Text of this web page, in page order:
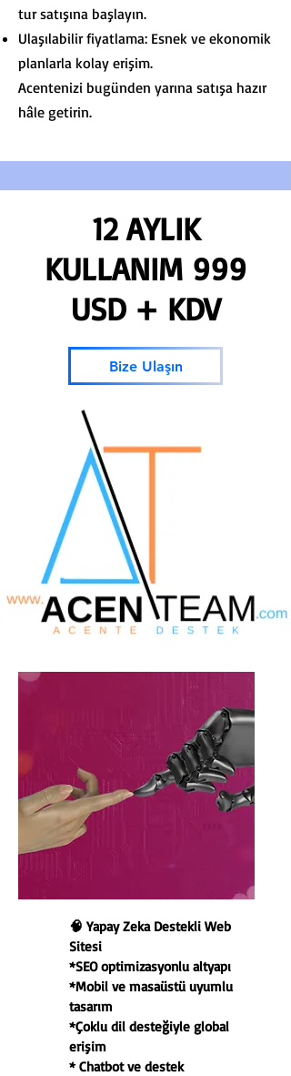
tur satışına başlayın.
Ulaşılabilir fiyatlama: Esnek ve ekonomik
planlarla kolay erişim.
Acentenizi bugünden yarına satışa hazır
hâle getirin.
12 AYLIK
KULLANIM 999
USD + KDV
Bize Ulaşın
🧠 Yapay Zeka Destekli Web
Sitesi
*SEO optimizasyonlu altyapı
*Mobil ve masaüstü uyumlu
tasarım
*Çoklu dil desteğiyle global
erişim
* Chatbot ve destek